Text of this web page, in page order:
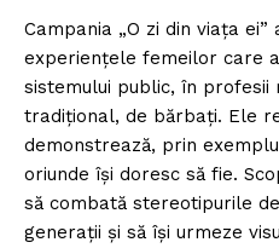
Campania „O zi din viața ei”
experiențele femeilor care
sistemului public, în
tradițional, de bărbați. Ele
demonstrează, prin
oriunde își doresc să fie.
să combată stereotipurile
generații și să își urmeze